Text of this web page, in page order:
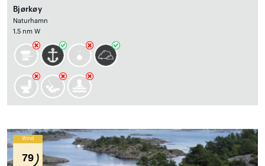
Bjørkøy
Naturhamn
1.5 nm W
Wind
79